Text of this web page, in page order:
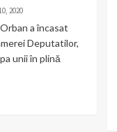
2020
a încasat
Deputatilor,
unii în plină